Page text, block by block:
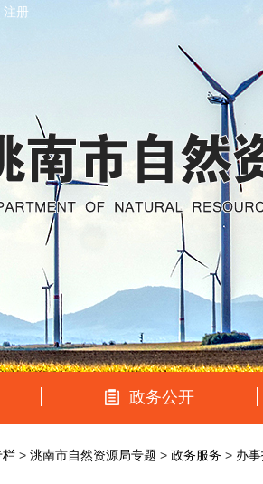
注册
政务公开
栏 > 洮南市自然资源局专题 > 政务服务 > 办